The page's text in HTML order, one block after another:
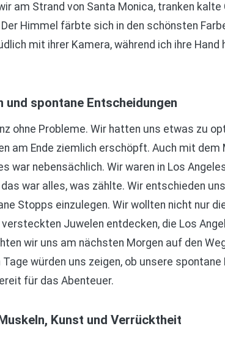
am Strand von Santa Monica, tranken
Himmel färbte sich in den schönsten
mit ihrer Kamera, während ich ihre
spontane Entscheidungen
ohne Probleme. Wir hatten uns etwas zu
am Ende ziemlich erschöpft. Auch mit
war nebensächlich. Wir waren in Los
war alles, was zählte. Wir entschieden
Stopps einzulegen. Wir wollten nicht nur
Juwelen entdecken, die Los
wir uns am nächsten Morgen auf den
würden uns zeigen, ob unsere
für das Abenteuer.
Kunst und Verrücktheit